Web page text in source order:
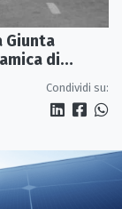
Giunta
di
Condividi su: